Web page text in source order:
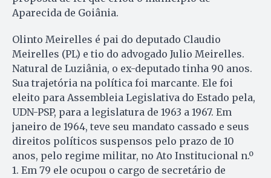
Aparecida de Goiânia.
Olinto Meirelles é pai do deputado Claudio
Meirelles (PL) e tio do advogado Julio Meirelles.
Natural de Luziânia, o ex-deputado tinha 90 anos.
Sua trajetória na política foi marcante. Ele foi
eleito para Assembleia Legislativa do Estado pela,
UDN-PSP, para a legislatura de 1963 a 1967. Em
janeiro de 1964, teve seu mandato cassado e seus
direitos políticos suspensos pelo prazo de 10
anos, pelo regime militar, no Ato Institucional n.º
1. Em 79 ele ocupou o cargo de secretário de